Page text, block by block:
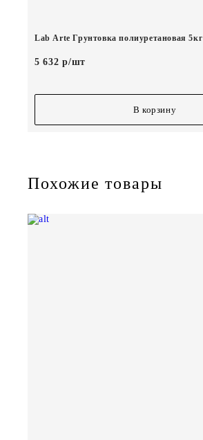
Lab Arte Грунтовка полиуретановая 5кг
5 632 р/шт
В корзину
Похожие товары